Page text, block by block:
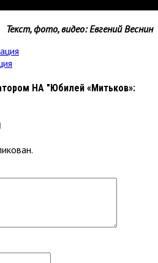
Текст, фото, видео: Евгений Веснин
НА "Юбилей «Митьков»: